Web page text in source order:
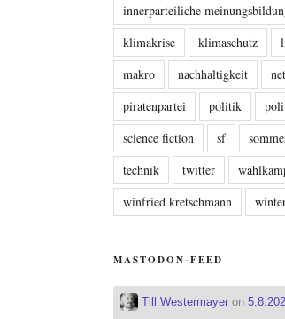
innerparteiliche
klimakrise
klimaschutz
makro
nachhaltigkeit
piratenpartei
politik
science fiction
sf
technik
twitter
winfried kretschmann
MASTODON-FEED
Till Westermayer on